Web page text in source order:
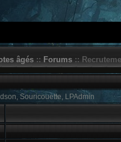
âgés :: Forums ::
Souricouette, LPAdmin